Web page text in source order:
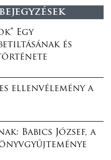
Egy
és
története
ellenvélemény a
Babics József, a